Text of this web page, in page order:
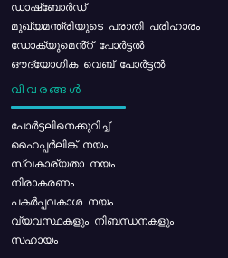
ഡാഷ്ബോർഡ്
മുഖ്യമന്ത്രിയുടെ പരാതി പരിഹാരം
ഡോക്യുമെൻ്റ് പോർട്ടൽ
ഔദ്യോഗിക വെബ് പോർട്ടൽ
വിവരങ്ങൾ
പോര്‍ട്ടലിനെക്കുറിച്ച്
ഹൈപ്പർലിങ്ക് നയം
സ്വകാര്യതാ നയം
നിരാകരണം
പകർപ്പവകാശ നയം
വ്യവസ്ഥകളും നിബന്ധനകളും
സഹായം